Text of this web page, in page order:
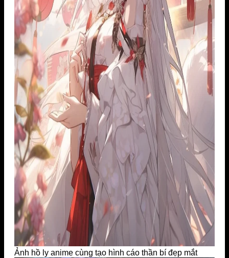
Ảnh hồ ly anime cùng tạo hình cáo thần bí đẹp mắt